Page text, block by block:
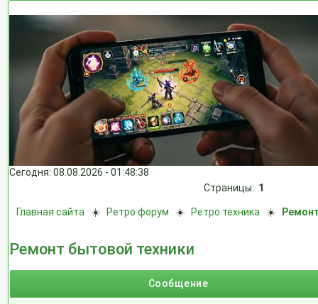
Сегодня: 08.08.2026 - 01:48:38
Страницы: 1
Главная сайта ☀️ Ретро форум ☀️ Ретро техника ☀️
Ремонт бытовой техники
Сообщение